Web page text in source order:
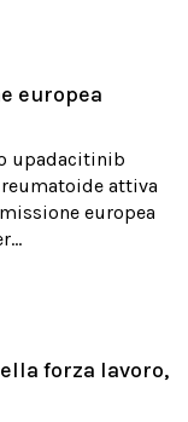
europea
upadacitinib
attiva
europea
forza lavoro,